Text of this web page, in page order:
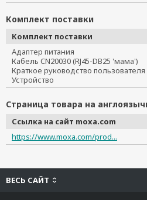
Комплект поставки
Комплект поставки
Адаптер питания
Кабель CN20030 (RJ45-DB25 'мама')
Краткое руководство пользователя
Устройство
Страница товара на
Ссылка на сайт moxa.com
https://www.moxa.com/prod...
ВЕСЬ САЙТ